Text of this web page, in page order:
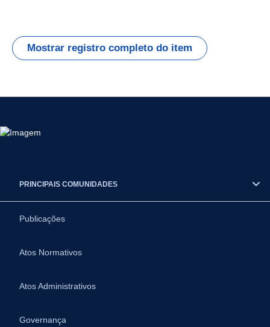
Mostrar registro completo do item
PRINCIPAIS COMUNIDADES
Publicações
Atos Normativos
Atos Administrativos
Governança